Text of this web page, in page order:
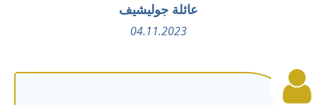
عائلة جوليشيف
04.11.2023